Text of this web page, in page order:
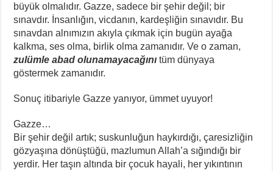
büyük olmalıdır. Gazze, sadece bir şehir değil; bir
sınavdır. İnsanlığın, vicdanın, kardeşliğin sınavıdır. Bu
sınavdan alnımızın akıyla çıkmak için bugün ayağa
kalkma, ses olma, birlik olma zamanıdır. Ve o zaman,
zulümle abad olunamayacağını tüm dünyaya
göstermek zamanıdır.
Sonuç itibariyle Gazze yanıyor, ümmet uyuyor!
Gazze…
Bir şehir değil artık; suskunluğun haykırdığı, çaresizliğin
gözyaşına dönüştüğü, mazlumun Allah’a sığındığı bir
yerdir. Her taşın altında bir çocuk hayali, her yıkıntının